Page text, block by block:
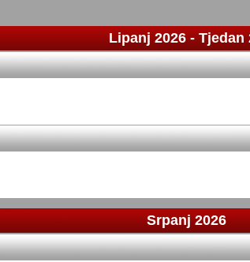
Lipanj 2026- Tjedan
Srpanj 2026